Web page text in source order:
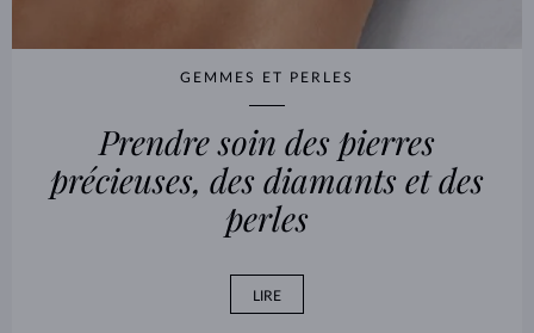
GEMMES ET PERLES
Prendre soin des pierres
précieuses, des diamants et des
perles
LIRE